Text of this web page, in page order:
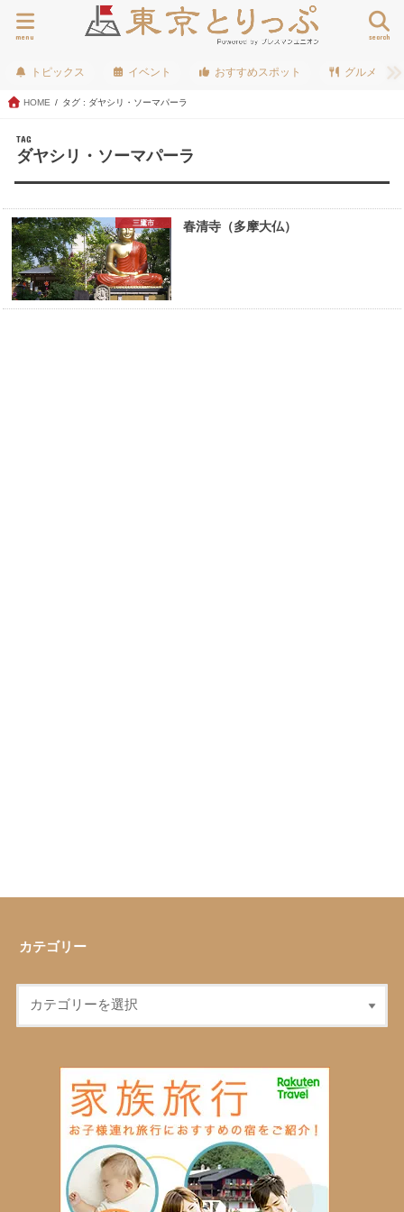
search
menu
トピックス イベント おすすめスポット グルメ
HOME タグ : ダヤシリ・ソーマパーラ
TAG
ダヤシリ・ソーマパーラ
三鷹市 春清寺（多摩大仏）
カテゴリー